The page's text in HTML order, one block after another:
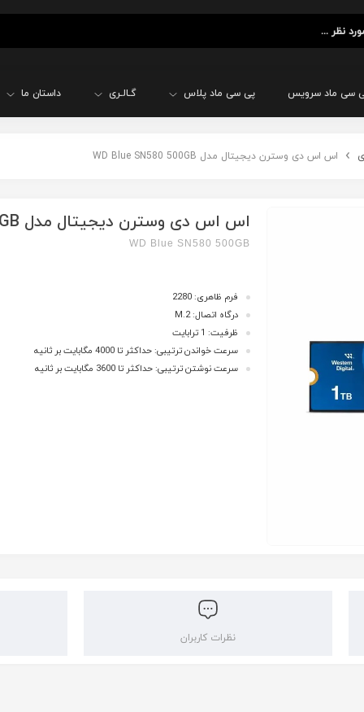
سی ماد سرویس پی سی ماد پلاس گـالـری داستان ما
اس اس دی وسترن دیجیتال مدل WD Blue SN580 500GB
اس اس دی وسترن دیجیتال مدل WD Blue SN580 500GB
WD Blue SN580 500GB
فرم ظاهری: 2280
درگاه اتصال: M.2
ظرفیت: 1 ترابایت
سرعت خواندن ترتیبی: حداکثر تا 4000 مگابایت بر ثانیه
سرعت نوشتن ترتیبی: حداکثر تا 3600 مگابایت بر ثانیه
نظرات کاربران